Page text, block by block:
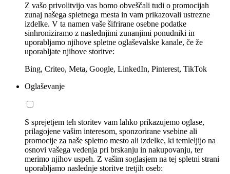
Z vašo privolitvijo vas bomo obveščali tudi o promocijah
zunaj našega spletnega mesta in vam prikazovali ustrezne
izdelke. V ta namen vaše šifrirane osebne podatke
sinhroniziramo z naslednjimi zunanjimi ponudniki in
uporabljamo njihove spletne oglaševalske kanale, če že
uporabljate njihove storitve:
Bing, Criteo, Meta, Google, LinkedIn, Pinterest, TikTok
Oglaševanje
S sprejetjem teh storitev vam lahko prikazujemo oglase,
prilagojene vašim interesom, sponzorirane vsebine ali
promocije za naše spletno mesto ali izdelke, ki temleljijo na
osnovi vašega vedenja pri brskanju in nakupovanju, ter
merimo njihov uspeh. Z vašim soglasjem na tej spletni strani
uporabljamo naslednje storitve tretjih oseb: